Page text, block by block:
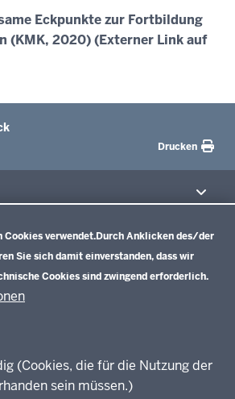
Cookies verwendet.Durch Anklicken des/der
Sie sich damit einverstanden, dass wir
Cookies sind zwingend erforderlich.
(Cookies, die für die Nutzung der
sein müssen.)
Eckpunkte zur Fortbildung
(KMK, 2020) (Externer Link auf
Drucken
NRW
NRW